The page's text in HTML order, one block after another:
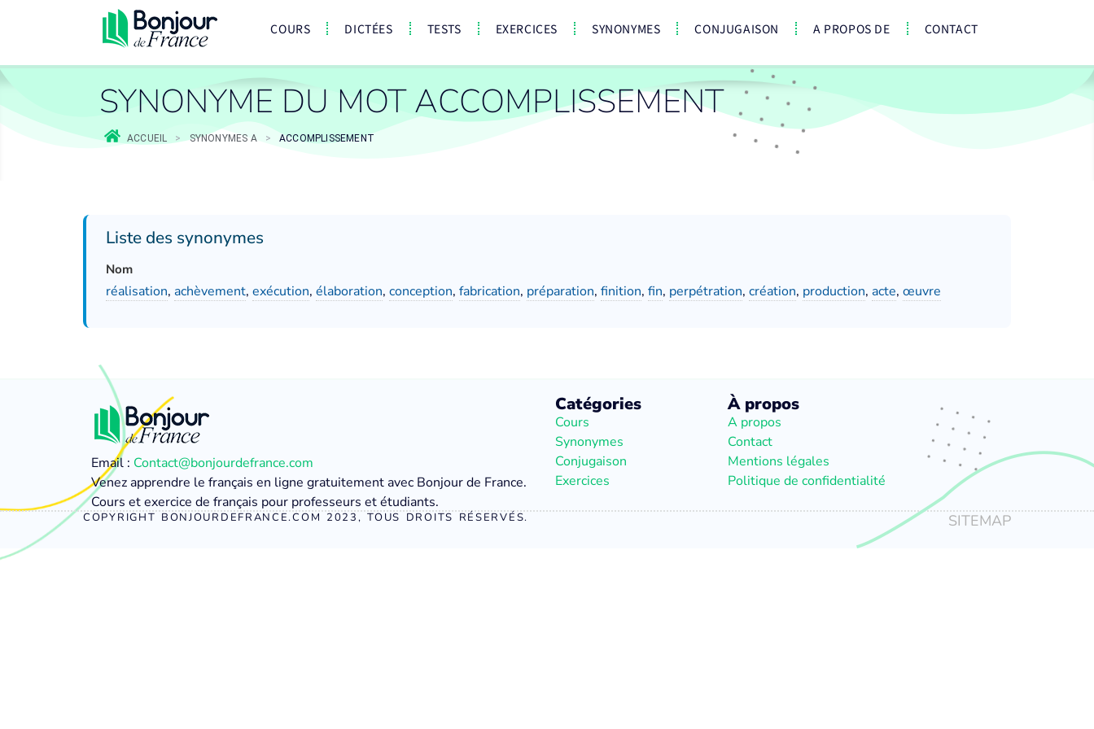
COURS DICTÉES TESTS EXERCICES SYNONYMES CONJUGAISON A PROPOS DE CONTACT
SYNONYME DU MOT ACCOMPLISSEMENT
ACCUEIL > SYNONYMES A > ACCOMPLISSEMENT
Liste des synonymes
Nom
réalisation, achèvement, exécution, élaboration, conception, fabrication, préparation, finition, fin, perpétration, création, production, acte, œuvre
Email : Contact@bonjourdefrance.com
Venez apprendre le français en ligne gratuitement avec Bonjour de France.
Cours et exercice de français pour professeurs et étudiants.
Catégories
Cours
Synonymes
Conjugaison
Exercices
À propos
A propos
Contact
Mentions légales
Politique de confidentialité
COPYRIGHT BONJOURDEFRANCE.COM 2023, TOUS DROITS RÉSERVÉS. SITEMAP